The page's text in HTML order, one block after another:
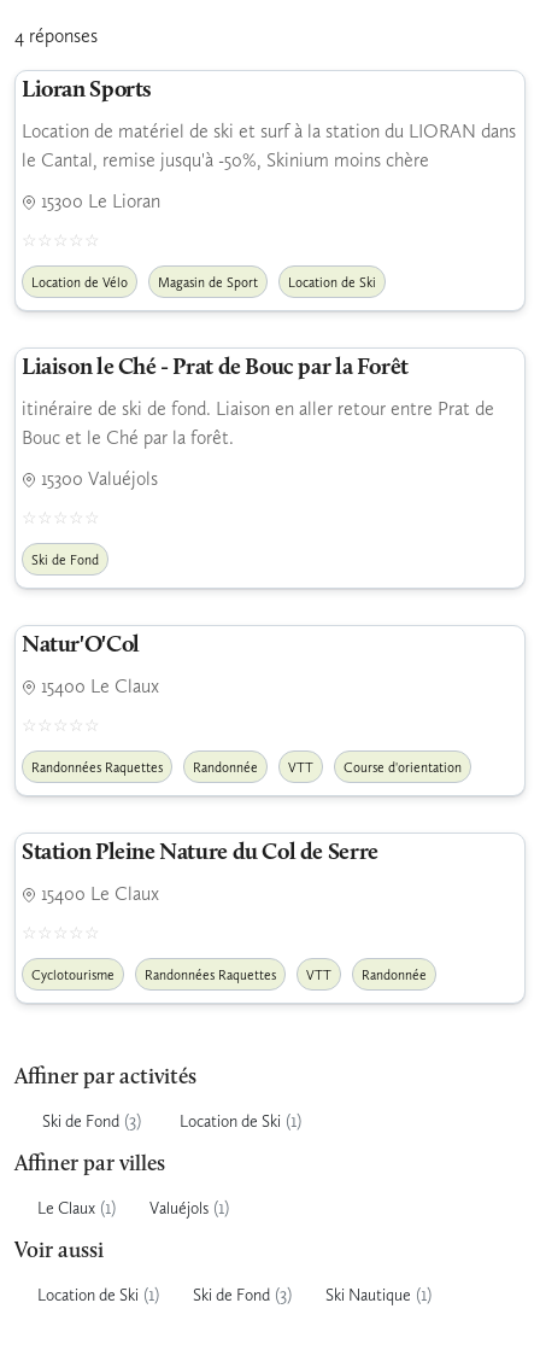
Affiner par activités
Ski de Fond (3) Location de Ski (1)
Affiner par villes
Le Claux (1) Valuéjols (1)
Voir aussi
Location de Ski (1) Ski de Fond (3) Ski Nautique (1)
4 réponses
Lioran Sports
Location de matériel de ski et surf à la station du LIORAN dans
le Cantal, remise jusqu'à -50%, Skinium moins chère
15300 Le Lioran
Location de Vélo Magasin de Sport Location de Ski
Liaison le Ché - Prat de Bouc par la Forêt
itinéraire de ski de fond. Liaison en aller retour entre Prat de
Bouc et le Ché par la forêt.
15300 Valuéjols
Ski de Fond
Natur'O'Col
15400 Le Claux
Randonnées Raquettes Randonnée VTT Course d'orientation
Station Pleine Nature du Col de Serre
15400 Le Claux
Cyclotourisme Randonnées Raquettes VTT Randonnée